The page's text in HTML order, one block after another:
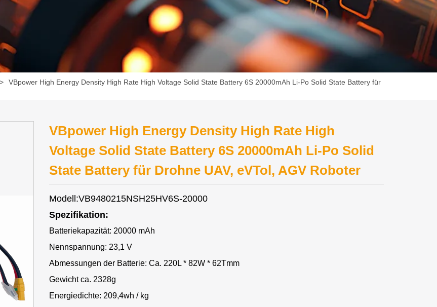
>
VBpower High Energy Density High Rate High Voltage Solid State Battery 6S 20000mAh Li-Po Solid State Battery für
VBpower High Energy Density High Rate High
Voltage Solid State Battery 6S 20000mAh Li-Po Solid
State Battery für Drohne UAV, eVTol, AGV Roboter
Modell:VB9480215NSH25HV6S-20000
Spezifikation:
Batteriekapazität: 20000 mAh
Nennspannung: 23,1 V
Abmessungen der Batterie: Ca. 220L * 82W * 62Tmm
Gewicht ca. 2328g
Energiedichte: 209,4wh / kg